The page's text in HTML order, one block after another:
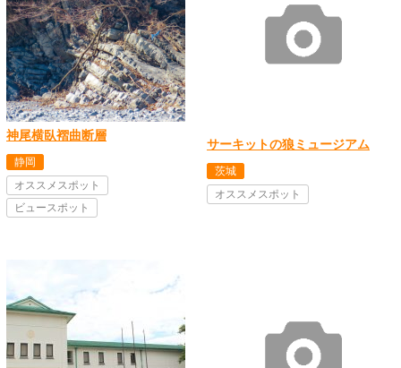
神尾横臥褶曲断層
静岡
オススメスポット
ビュースポット
サーキットの狼ミュージアム
茨城
オススメスポット